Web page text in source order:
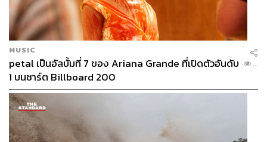
MUSIC
petal เป็นอัลบั้มที่ 7 ของ Ariana Grande ที่เปิดตัวอันดับ
1 บนชาร์ต Billboard 200
...